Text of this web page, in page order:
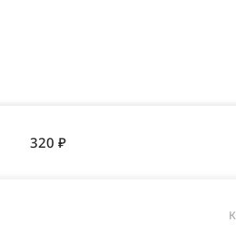
320 ₽